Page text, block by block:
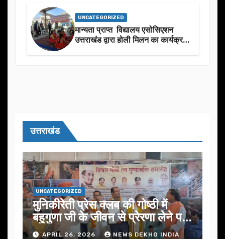
UNCATEGORIZED
मान्यता प्राप्त विद्यालय एसोसिएशन
उत्तराखंड द्वारा होली मिलन का कार्यक्रम
उत्तराखंड
UNCATEGORIZED
मुनिकीरेती प्रेस क्लब की गोष्ठी में
बहुगुणा जी के जीवन से प्रेरणा लेने पर
जोरAPRIL 26, 2026 NEWS DEKHO INDIA